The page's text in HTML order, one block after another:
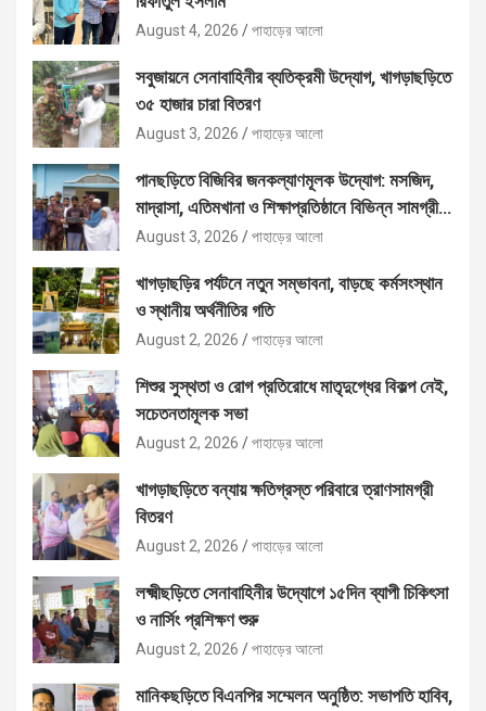
August 4, 2026 পাহাড়ের আলো
সবুজায়নে সেনাবাহিনীর ব্যতিক্রমী উদ্যোগ, খাগড়াছড়িতে
৩৫ হাজার চারা বিতরণ
August 3, 2026 পাহাড়ের আলো
পানছড়িতে বিজিবির জনকল্যাণমূলক উদ্যোগ: মসজিদ,
মাদ্রাসা, এতিমখানা ও শিক্ষাপ্রতিষ্ঠানে বিভিন্ন সামগ্রী
বিতরণ
August 3, 2026 পাহাড়ের আলো
খাগড়াছড়ির পর্যটনে নতুন সম্ভাবনা, বাড়ছে কর্মসংস্থান
ও স্থানীয় অর্থনীতির গতি
August 2, 2026 পাহাড়ের আলো
শিশুর সুস্থতা ও রোগ প্রতিরোধে মাতৃদুগ্ধের বিকল্প নেই,
সচেতনতামূলক সভা
August 2, 2026 পাহাড়ের আলো
খাগড়াছড়িতে বন্যায় ক্ষতিগ্রস্ত পরিবারে ত্রাণসামগ্রী
বিতরণ
August 2, 2026 পাহাড়ের আলো
লক্ষ্মীছড়িতে সেনাবাহিনীর উদ্যোগে ১৫দিন ব্যাপী চিকিৎসা
ও নার্সিং প্রশিক্ষণ শুরু
August 2, 2026 পাহাড়ের আলো
মানিকছড়িতে বিএনপির সম্মেলন অনুষ্ঠিত: সভাপতি হাবিব,